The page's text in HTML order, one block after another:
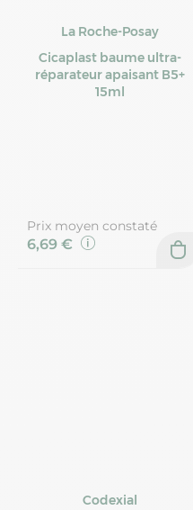
La Roche-Posay
Cicaplast baume ultra-
réparateur apaisant B5+
15ml
Prix moyen constaté
6,69 €
Codexial